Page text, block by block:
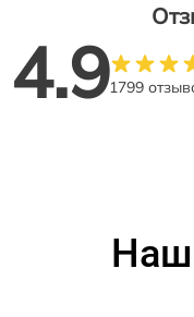
4.91799